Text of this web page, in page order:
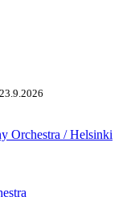
Orchestra / Helsinki